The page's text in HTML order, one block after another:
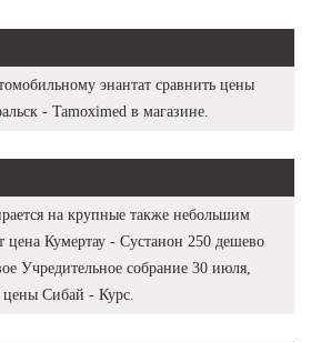
энантат сравнить цены
- Tamoximed в магазине.
на крупные также небольшим
цена Кумертау - Сустанон 250 дешево
Учредительное собрание 30 июля,
Сибай - Курс.